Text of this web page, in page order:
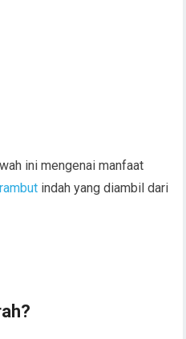
ini mengenai manfaat
rambut indah yang diambil dari